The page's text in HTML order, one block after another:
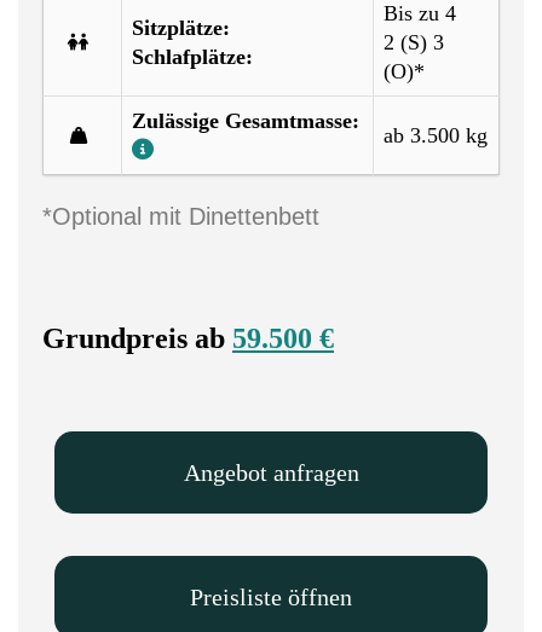
Sitzplätze:
Schlafplätze:
Bis zu 4
2 (S) 3
(O)*
Zulässige Gesamtmasse:
ab 3.500 kg
*Optional mit Dinettenbett
Grundpreis ab 59.500 €
Angebot anfragen
Preisliste öffnen